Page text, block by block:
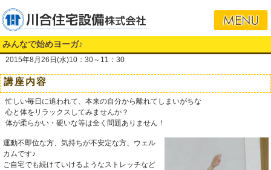
みんなで始めヨーガ♪
2015年8月26日(水)10：30～11：30
講座内容
忙しい毎日に追われて、本来の自分から離れてしまいがちな
心と体をリラックスしてみませんか？
体が柔らかい・硬いな等は全く問題ありません！
運動不即位な方、気持ちが不安定な方、ウェル
カムです♪
ご自宅でも続けていけるようなストレッチなど